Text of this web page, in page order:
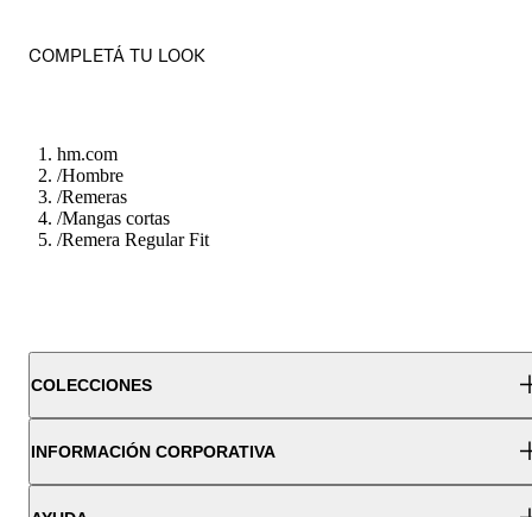
COMPLETÁ TU LOOK
hm.com
/Hombre
/Remeras
/Mangas cortas
/Remera Regular Fit
COLECCIONES
INFORMACIÓN CORPORATIVA